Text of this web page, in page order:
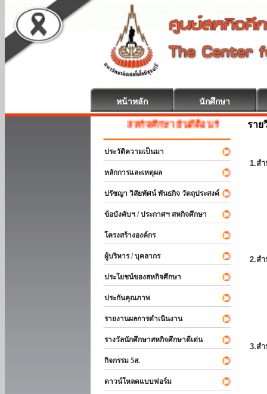
หน้าหลัก นักศึกษา
สหกิจศึกษา ยินดีต้อนรับ
ประวัติความเป็นมา
หลักการและเหตุผล
ปรัชญา วิสัยทัศน์ พันธกิจ วัตถุประสงค์
ข้อบังคับฯ / ประกาศฯ สหกิจศึกษา
โครงสร้างองค์กร
ผู้บริหาร / บุคลากร
ประโยชน์ของสหกิจศึกษา
ประกันคุณภาพ
รายงานผลการดำเนินงาน
รางวัลนักศึกษาสหกิจศึกษาดีเด่น
กิจกรรม 5ส.
ดาวน์โหลดแบบฟอร์ม
ราย
1.ส
2.ส
3.ส